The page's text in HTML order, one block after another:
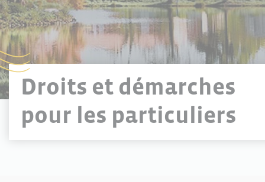
Droits et démarches
pour les particuliers